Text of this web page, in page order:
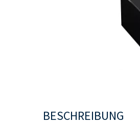
BESCHREIBUNG